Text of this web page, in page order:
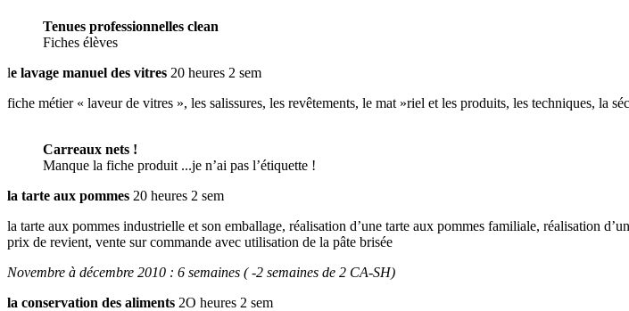
Tenues professionnelles clean
Fiches élèves
le lavage manuel des vitres 20 heures 2 sem
fiche métier « laveur de vitres », les salissures, les revêtements, le mat »riel et les produits, les techniques, la
Carreaux nets !
Manque la fiche produit ...je n’ai pas l’étiquette !
la tarte aux pommes 20 heures 2 sem
la tarte aux pommes industrielle et son emballage, réalisation d’une tarte aux pommes familiale, réalisation
prix de revient, vente sur commande avec utilisation de la pâte brisée
Novembre à décembre 2010 : 6 semaines ( -2 semaines de 2 CA-SH)
la conservation des aliments 2O heures 2 sem